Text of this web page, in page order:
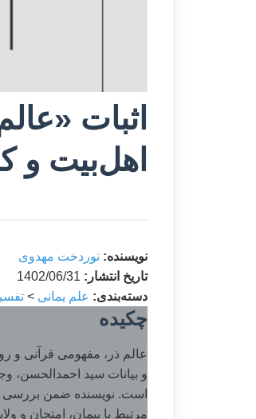
اثبات
اهل‌بیت و
نویسنده: نوردخت مهدوی
تاریخ انتشار: 1402/06/31
دسته‌بندی: علم یمانی >
چکیده
عالم ذر، مفهومی قرآنی و
و بیانات سید احمدالحسن،
است. نویسنده ضمن بررسی
مرتبط با پیمان، امتحان و